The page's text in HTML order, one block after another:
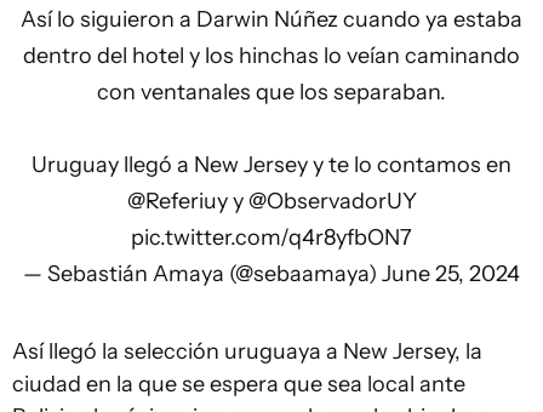
Así lo siguieron a Darwin Núñez cuando ya estaba
dentro del hotel y los hinchas lo veían caminando
con ventanales que los separaban.
Uruguay llegó a New Jersey y te lo contamos en
@Referiuyy @ObservadorUY
pic.twitter.com/q4r8yfbON7
— Sebastián Amaya (@sebaamaya) June 25, 2024
Así llegó la selección uruguaya a New Jersey, la
ciudad en la que se espera que sea local ante